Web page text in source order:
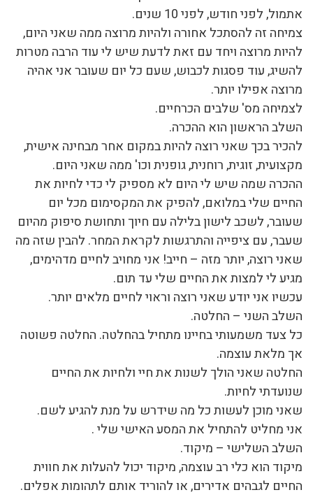
אתמול, לפני חודש, לפני 10 שנים.
צמיחה זה להסתכל אחורה ולהיות מרוצה ממה שאני היום,
להיות מרוצה ויחד עם זאת לדעת שיש לי עוד הרבה מטרות
להשיג, עוד פסגות לכבוש, שעם כל יום שעובר אני אהיה
מרוצה אפילו יותר.
לצמיחה מס' שלבים הכרחיים.
השלב הראשון הוא ההכרה.
להכיר בכך שאני רוצה להיות במקום אחר מבחינה אישית,
מקצועית, זוגית, רוחנית, גופנית וכו' ממה שאני היום.
ההכרה שמה שיש לי היום לא מספיק לי כדי לחיות את
החיים שלי במלואם, להפיק את המקסימום מכל יום
שעובר, לשכב לישון בלילה עם חיוך ותחושת סיפוק מהיום
שעבר, עם ציפייה והתרגשות לקראת המחר. להבין שזה מה
שאני רוצה, יותר מזה – חייב! אני מחויב לחיים מדהימים,
מגיע לי למצות את החיים שלי עד תום.
עכשיו אני יודע שאני רוצה וראוי לחיים מלאים יותר.
השלב השני – החלטה.
כל צעד משמעותי בחיינו מתחיל בהחלטה. החלטה פשוטה
אך מלאת עוצמה.
החלטה שאני הולך לשנות את חיי ולחיות את החיים
שנועדתי לחיות.
שאני מוכן לעשות כל מה שידרש על מנת להגיע לשם.
אני מחליט להתחיל את המסע האישי שלי .
השלב השלישי – מיקוד.
מיקוד הוא כלי רב עוצמה, מיקוד יכול להעלות את חווית
החיים לגבהים אדירים, או להוריד אותם לתהומות אפלים.